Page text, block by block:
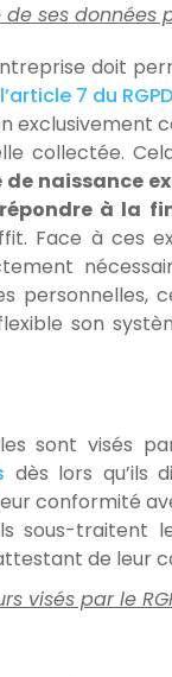
ses données
doit
l’article 7 du RGPD
exclusivement
collectée.
naissance
à la
Face à ces
personnelles,
son
sont visés
dès lors qu’ils
conformité
sous-traitent
de leur
visés par le